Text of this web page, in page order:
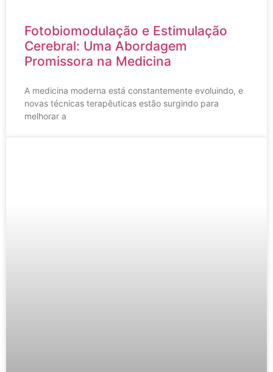
Fotobiomodulação e Estimulação
Cerebral: Uma Abordagem
Promissora na Medicina
A medicina moderna está constantemente evoluindo, e
novas técnicas terapêuticas estão surgindo para
melhorar a